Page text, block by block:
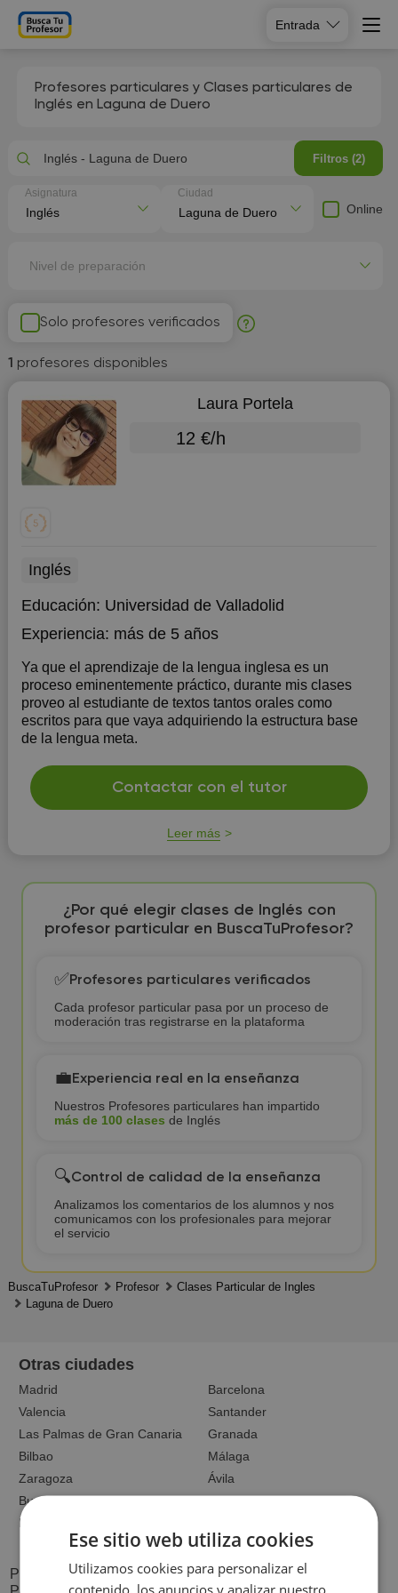
Entrada
Profesores particulares y Clases particulares de
Inglés en Laguna de Duero
Solo profesores verificados
1 profesores disponibles
Laura Portela
12 €/h
Inglés
Educación: Universidad de Valladolid
Experiencia: más de 5 años
Ya que el aprendizaje de la lengua inglesa es un
proceso eminentemente práctico, durante mis clases
proveo al estudiante de textos tantos orales como
escritos para que vaya adquiriendo la estructura base
de la lengua meta.
Contactar con el tutor
Leer más
¿Por qué elegir clases de Inglés con
profesor particular en BuscaTuProfesor?
✅Profesores particulares verificados
Cada profesor particular pasa por un proceso de
moderación tras registrarse en la plataforma
💼Experiencia real en la enseñanza
Nuestros Profesores particulares han impartido
más de 100 clases de Inglés
🔍Control de calidad de la enseñanza
Analizamos los comentarios de los alumnos y nos
comunicamos con los profesionales para mejorar
el servicio
BuscaTuProfesor Profesor
Clases Particular de Ingles
Laguna de Duero
Inglés - Laguna de Duero Filtros (2)
Asignatura Ciudad
Online
Nivel de preparación
Otras ciudades
Madrid
Barcelona
Valencia
Santander
Las Palmas de Gran Canaria
Granada
Bilbao
Málaga
Zaragoza
Ávila
Burgos
Valladolid
León
PREGUNTAS FRECUENTES SOBRE CLASES
Ese sitio web utiliza cookies
Utilizamos cookies para personalizar el
contenido, los anuncios y analizar nuestro